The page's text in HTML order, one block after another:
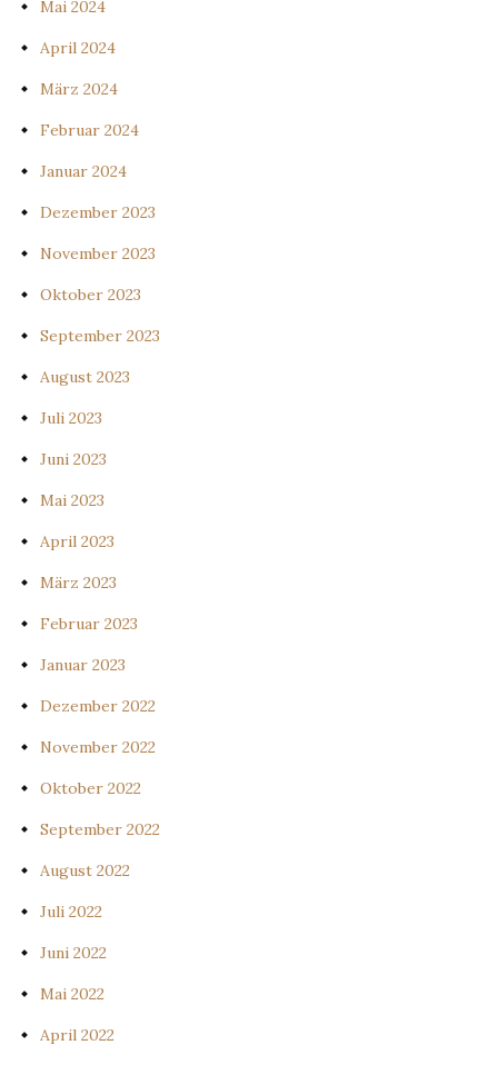
Mai 2024
April 2024
März 2024
Februar 2024
Januar 2024
Dezember 2023
November 2023
Oktober 2023
September 2023
August 2023
Juli 2023
Juni 2023
Mai 2023
April 2023
März 2023
Februar 2023
Januar 2023
Dezember 2022
November 2022
Oktober 2022
September 2022
August 2022
Juli 2022
Juni 2022
Mai 2022
April 2022